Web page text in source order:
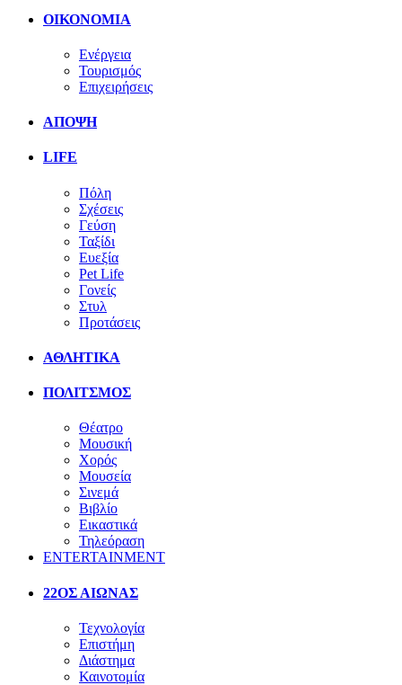
ΟΙΚΟΝΟΜΙΑ
Ενέργεια
Τουρισμός
Επιχειρήσεις
ΑΠΟΨΗ
LIFE
Πόλη
Σχέσεις
Γεύση
Ταξίδι
Ευεξία
Pet Life
Γονείς
Στυλ
Προτάσεις
ΑΘΛΗΤΙΚΑ
ΠΟΛΙΤΣΜΟΣ
Θέατρο
Μουσική
Χορός
Μουσεία
Σινεμά
Βιβλίο
Εικαστικά
Τηλεόραση
ENTERTAINMENT
22ΟΣ ΑΙΩΝΑΣ
Τεχνολογία
Επιστήμη
Διάστημα
Καινοτομία